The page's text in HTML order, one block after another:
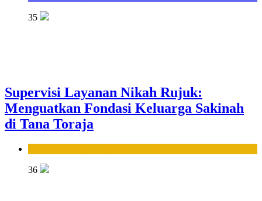
35
Supervisi Layanan Nikah Rujuk:
Menguatkan Fondasi Keluarga Sakinah
di Tana Toraja
36